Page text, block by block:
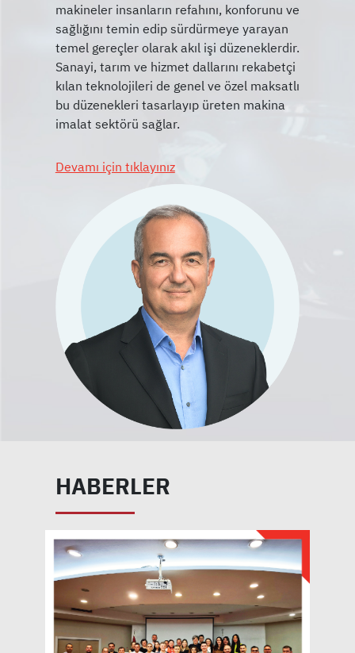
makineler insanların refahını, konforunu ve
sağlığını temin edip sürdürmeye yarayan
temel gereçler olarak akıl işi düzeneklerdir.
Sanayi, tarım ve hizmet dallarını rekabetçi
kılan teknolojileri de genel ve özel maksatlı
bu düzenekleri tasarlayıp üreten makina
Devamı için tıklayınız
HABERLER